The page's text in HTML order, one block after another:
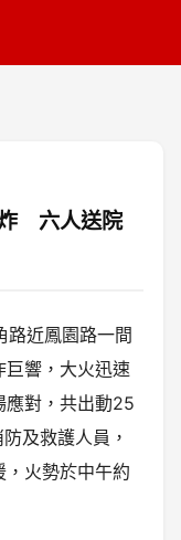
炸 六人送院
路近鳳園路一間
巨響，大火迅速
應對，共出動25
及救護人員，
火勢於中午約